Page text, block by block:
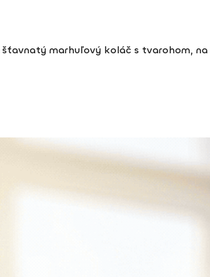
šťavnatý marhuľový koláč s tvarohom,